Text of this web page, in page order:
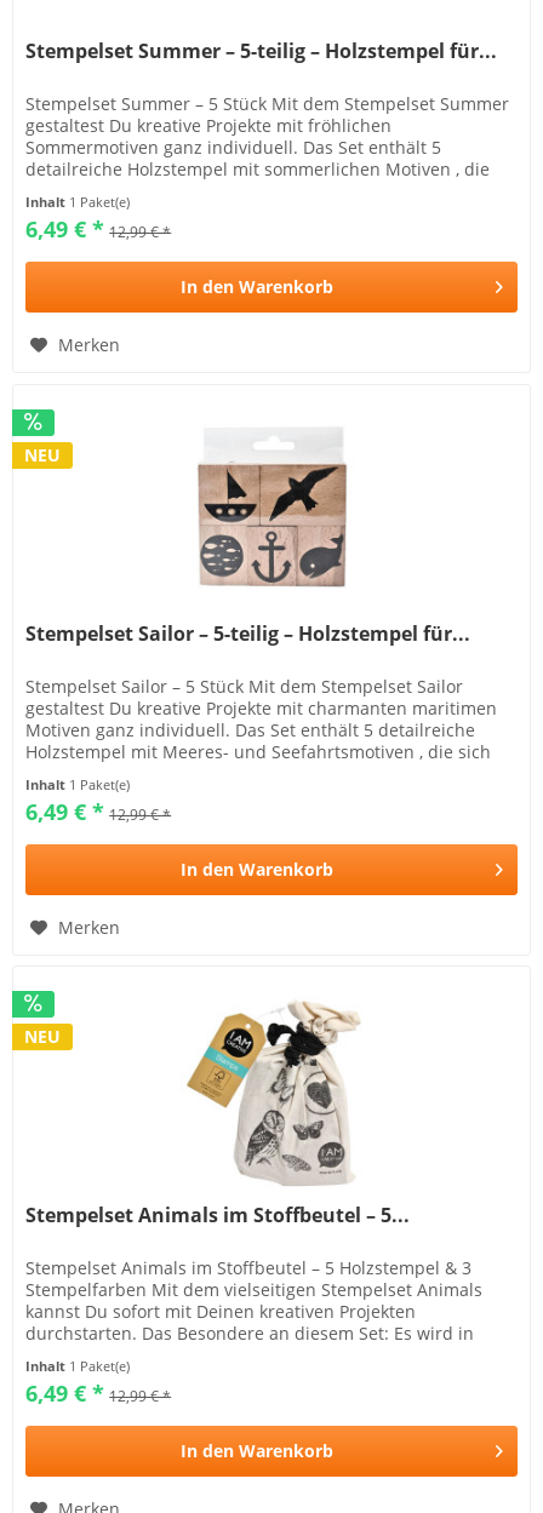
Stempelset Summer – 5-teilig – Holzstempel für...
Stempelset Summer – 5 Stück Mit dem Stempelset Summer
gestaltest Du kreative Projekte mit fröhlichen
Sommermotiven ganz individuell. Das Set enthält 5
detailreiche Holzstempel mit sommerlichen Motiven , die
Inhalt 1 Paket(e)
6,49 € * 12,99 € *
In den Warenkorb
Merken
NEU
Stempelset Sailor – 5-teilig – Holzstempel für...
Stempelset Sailor – 5 Stück Mit dem Stempelset Sailor
gestaltest Du kreative Projekte mit charmanten maritimen
Motiven ganz individuell. Das Set enthält 5 detailreiche
Holzstempel mit Meeres- und Seefahrtsmotiven , die sich
Inhalt 1 Paket(e)
6,49 € * 12,99 € *
In den Warenkorb
Merken
NEU
Stempelset Animals im Stoffbeutel – 5...
Stempelset Animals im Stoffbeutel – 5 Holzstempel & 3
Stempelfarben Mit dem vielseitigen Stempelset Animals
kannst Du sofort mit Deinen kreativen Projekten
durchstarten. Das Besondere an diesem Set: Es wird in
Inhalt 1 Paket(e)
6,49 € * 12,99 € *
In den Warenkorb